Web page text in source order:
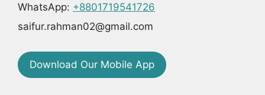
WhatsApp: +8801719541726
saifur.rahman02@gmail.com
Download Our Mobile App